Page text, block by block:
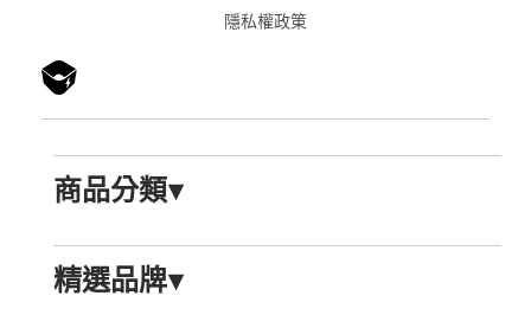
隱私權政䇿
商品分類▾
精選品牌▾